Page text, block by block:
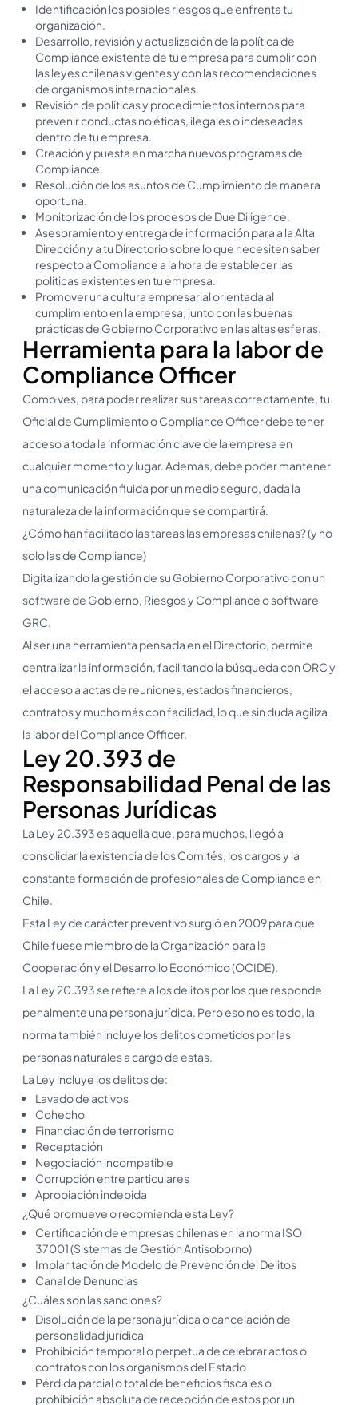
Identificación los posibles riesgos que enfrenta tu
organización.
Desarrollo, revisión y actualización de la política de
Compliance existente de tu empresa para cumplir con
las leyes chilenas vigentes y con las recomendaciones
de organismos internacionales.
Revisión de políticas y procedimientos internos para
prevenir conductas no éticas, ilegales o indeseadas
dentro de tu empresa.
Creación y puesta en marcha nuevos programas de
Compliance.
Resolución de los asuntos de Cumplimiento de manera
oportuna.
Monitorización de los procesos de Due Diligence.
Asesoramiento y entrega de información para a la Alta
Dirección y a tu Directorio sobre lo que necesiten saber
respecto a Compliance a la hora de establecer las
políticas existentes en tu empresa.
Promover una cultura empresarial orientada al
cumplimiento en la empresa, junto con las buenas
prácticas de Gobierno Corporativo en las altas esferas.
Herramienta para la labor de
Compliance Officer
Como ves, para poder realizar sus tareas correctamente, tu
Oficial de Cumplimiento o Compliance Officer debe tener
acceso a toda la información clave de la empresa en
cualquier momento y lugar. Además, debe poder mantener
una comunicación fluida por un medio seguro, dada la
naturaleza de la información que se compartirá.
¿Cómo han facilitado las tareas las empresas chilenas? (y no
solo las de Compliance)
Digitalizando la gestión de su Gobierno Corporativo con un
software de Gobierno, Riesgos y Compliance o software
GRC.
Al ser una herramienta pensada en el Directorio, permite
centralizar la información, facilitando la búsqueda con ORC y
el acceso a actas de reuniones, estados financieros,
contratos y mucho más con facilidad, lo que sin duda agiliza
la labor del Compliance Officer.
Ley 20.393 de
Responsabilidad Penal de las
Personas Jurídicas
La Ley 20.393 es aquella que, para muchos, llegó a
consolidar la existencia de los Comités, los cargos y la
constante formación de profesionales de Compliance en
Chile.
Esta Ley de carácter preventivo surgió en 2009 para que
Chile fuese miembro de la Organización para la
Cooperación y el Desarrollo Económico (OCIDE).
La Ley 20.393 se refiere a los delitos por los que responde
penalmente una persona jurídica. Pero eso no es todo, la
norma también incluye los delitos cometidos por las
personas naturales a cargo de estas.
La Ley incluye los delitos de:
Lavado de activos
Cohecho
Financiación de terrorismo
Receptación
Negociación incompatible
Corrupción entre particulares
Apropiación indebida
¿Qué promueve o recomienda esta Ley?
Certificación de empresas chilenas en la norma ISO
37001 (Sistemas de Gestión Antisoborno)
Implantación de Modelo de Prevención del Delitos
Canal de Denuncias
¿Cuáles son las sanciones?
Disolución de la persona jurídica o cancelación de
personalidad jurídica
Prohibición temporal o perpetua de celebrar actos o
contratos con los organismos del Estado
Pérdida parcial o total de beneficios fiscales o
prohibición absoluta de recepción de estos por un